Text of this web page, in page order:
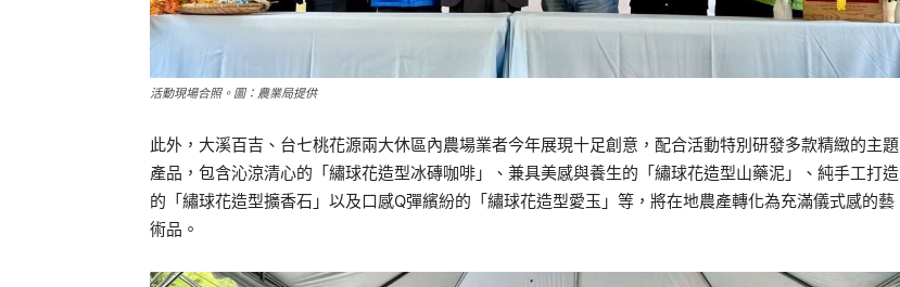
活動現場合照。圖：農業局提供
此外，大溪百吉、台七桃花源兩大休區內農場業者今年展現十足創意，配合活動特別研發多款精緻的主題
產品，包含沁涼清心的「繡球花造型冰磚咖啡」、兼具美感與養生的「繡球花造型山藥泥」、純手工打造
的「繡球花造型擴香石」以及口感Q彈繽紛的「繡球花造型愛玉」等，將在地農產轉化為充滿儀式感的藝
術品。